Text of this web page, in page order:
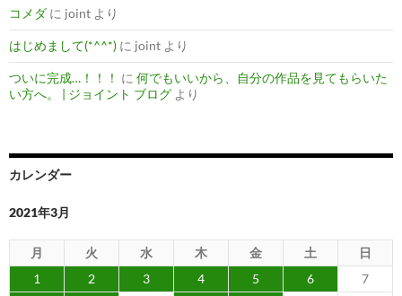
コメダ に joint より
はじめまして(*^^*) に joint より
ついに完成…！！！ に 何でもいいから、自分の作品を見てもらいた
い方へ。 | ジョイント ブログ より
カレンダー
2021年3月
月 火 水 木 金 土
日
1
2 3 4 5 6
7